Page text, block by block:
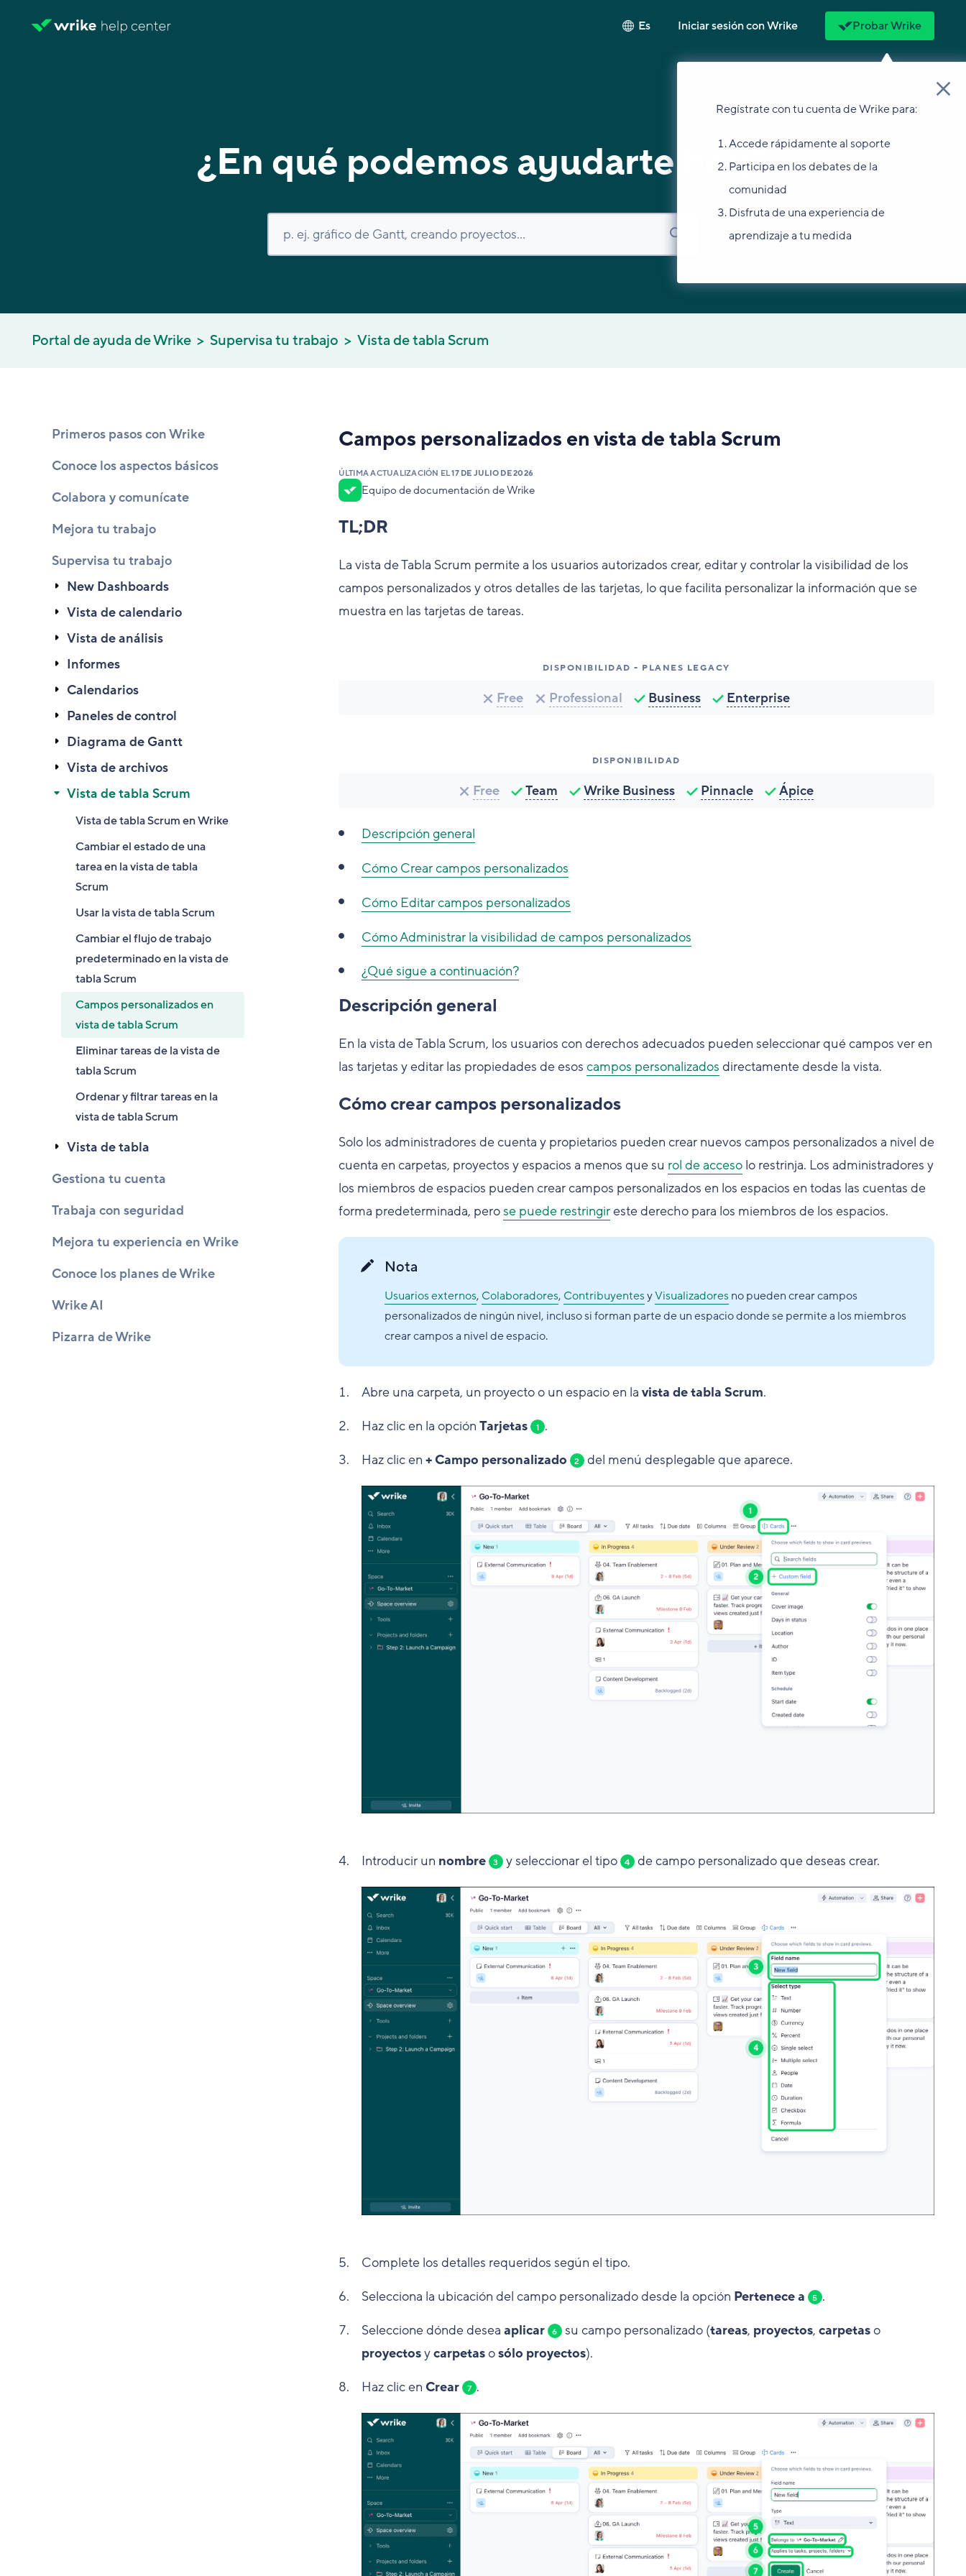
Es Iniciar sesión con Wrike Probar Wrike
Regístrate con tu cuenta de Wrike para:
Accede rápidamente al soporte
Participa en los debates de la
comunidad
Disfruta de una experiencia de
aprendizaje a tu medida
¿En qué podemos ayudarte hoy?
Portal de ayuda de Wrike Supervisa tu trabajo Vista de tabla Scrum
Primeros pasos con Wrike
Conoce los aspectos básicos
Colabora y comunícate
Mejora tu trabajo
Supervisa tu trabajo
New Dashboards
Vista de calendario
Vista de análisis
Informes
Calendarios
Paneles de control
Diagrama de Gantt
Vista de archivos
Vista de tabla Scrum
Vista de tabla Scrum en Wrike
Cambiar el estado de una
tarea en la vista de tabla
Scrum
Usar la vista de tabla Scrum
Cambiar el flujo de trabajo
predeterminado en la vista de
tabla Scrum
Campos personalizados en
vista de tabla Scrum
Eliminar tareas de la vista de
tabla Scrum
Ordenar y filtrar tareas en la
vista de tabla Scrum
Vista de tabla
Gestiona tu cuenta
Trabaja con seguridad
Mejora tu experiencia en Wrike
Conoce los planes de Wrike
Wrike AI
Pizarra de Wrike
Campos personalizados en vista de tabla Scrum
ÚLTIMA ACTUALIZACIÓN EL17 DE JULIO DE 2026
Equipo de documentación de Wrike
TL;DR
La vista de Tabla Scrum permite a los usuarios autorizados crear, editar y controlar la visibilidad de los
campos personalizados y otros detalles de las tarjetas, lo que facilita personalizar la información que se
muestra en las tarjetas de tareas.
DISPONIBILIDAD - PLANES LEGACY
Free Professional Business Enterprise
DISPONIBILIDAD
Free Team Wrike Business Pinnacle Ápice
Descripción general
Cómo Crear campos personalizados
Cómo Editar campos personalizados
CómoAdministrar la visibilidad de campos personalizados
¿Qué sigue a continuación?
Descripción general
En la vista de Tabla Scrum, los usuarios con derechos adecuados pueden seleccionar qué campos ver en
las tarjetas y editar las propiedades de esos campos personalizados directamente desde la vista.
Cómo crear campos personalizados
Solo los administradores de cuenta y propietarios pueden crear nuevos campos personalizados a nivel de
cuenta en carpetas, proyectos y espacios a menos que su rol de accesolo restrinja. Los administradores y
los miembros de espacios pueden crear campos personalizados en los espacios en todas las cuentas de
forma predeterminada, perose puede restringireste derecho para los miembros de los espacios.
Nota
Usuarios externos, Colaboradores, ContribuyentesyVisualizadoresno pueden crear campos
personalizados de ningún nivel, incluso si forman parte de un espacio donde se permite a los miembros
crear campos a nivel de espacio.
Abre una carpeta, un proyecto o un espacio en la vista de tabla Scrum.
Haz clic en la opción Tarjetas 1 .
Haz clic en + Campo personalizado 2 del menú desplegable que aparece.
Introducir un nombre 3 y seleccionar el tipo 4 de campo personalizado que deseas crear.
Complete los detalles requeridos según el tipo.
Selecciona la ubicación del campo personalizado desde la opción Pertenece a 5 .
Seleccione dónde desea aplicar 6 su campo personalizado (tareas, proyectos, carpetaso
proyectosycarpetasosólo proyectos).
Haz clic en Crear 7 .